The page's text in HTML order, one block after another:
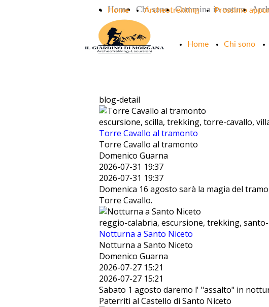
Home Chi sono Cammina in natura
Home Archeotrekking Prossimo
Home Chi sono
blog-detail
escursione, scilla, trekking, torre-cavallo,
Torre Cavallo al tramonto
Torre Cavallo al tramonto
Domenico Guarna
2026-07-31 19:37
2026-07-31 19:37
Domenica 16 agosto sarà la magia del
Torre Cavallo.
reggio-calabria, escursione, trekking,
Notturna a Santo Niceto
Notturna a Santo Niceto
Domenico Guarna
2026-07-27 15:21
2026-07-27 15:21
Sabato 1 agosto daremo l' "assalto" in
Paterriti al Castello di Santo Niceto